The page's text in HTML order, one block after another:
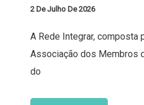
2 De Julho De 2026
A Rede Integrar, composta
Associação dos Membros
do